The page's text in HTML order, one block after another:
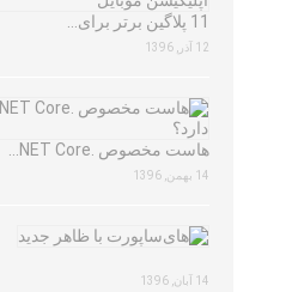
11 پلاگین برتر برای…
12 آذر, 1396
هاست مخصوص .NET Core…
14 بهمن, 1396
14 آبان, 1396